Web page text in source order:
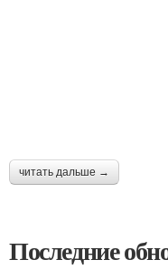
читать дальше →
Последние